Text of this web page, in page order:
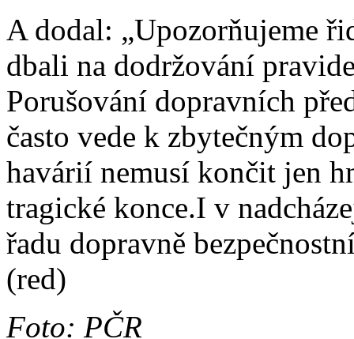
A dodal: „Upozorňujeme
dbali na dodržování
Porušování dopravních
často vede k zbytečným
havárií nemusí končit jen
tragické konce.I v
řadu dopravně
(red)
Foto: PČR